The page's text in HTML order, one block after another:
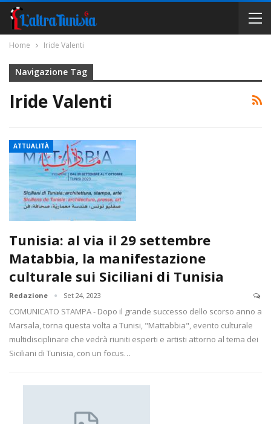
Home Iride Valenti
Navigazione Tag
Iride Valenti
ATTUALITÀ
Tunisia: al via il 29 settembre
Matabbia, la manifestazione
culturale sui Siciliani di Tunisia
Redazione Set 24, 2023
COMUNICATO STAMPA - Dopo il grande successo dello scorso anno a
Marsala, torna questa volta a Tunisi, "Mattabbia", evento culturale
multidisciplinare che vedrà riuniti esperti e artisti attorno al tema dei
Siciliani di Tunisia, con un focus…